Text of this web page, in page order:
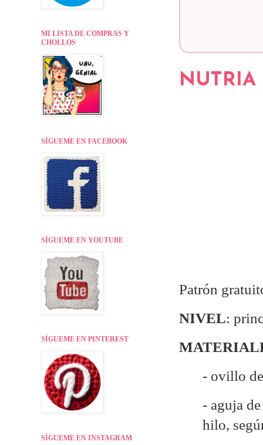
NUTRIA
Patrón
NIVEL:
- ovillo
- aguja
hilo,
MI LISTA DE COMPRAS Y
CHOLLOS
SÍGUEME EN FACEBOOK
SÍGUEME EN YOUTUBE
SÍGUEME EN PINTEREST
SÍGUEME EN INSTAGRAM